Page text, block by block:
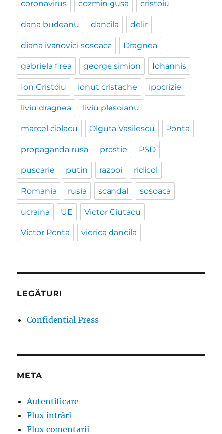
coronavirus cozmin gusa cristoiu
dana budeanu dancila delir
diana ivanovici sosoaca Dragnea
gabriela firea george simion Iohannis
Ion Cristoiu ionut cristache ipocrizie
liviu dragnea liviu plesoianu
marcel ciolacu Olguta Vasilescu Ponta
propaganda rusa prostie PSD
puscarie putin razboi ridicol
Romania rusia scandal sosoaca
ucraina UE Victor Ciutacu
Victor Ponta viorica dancila
LEGĂTURI
Confidential Press
META
Autentificare
Flux intrări
Flux comentarii